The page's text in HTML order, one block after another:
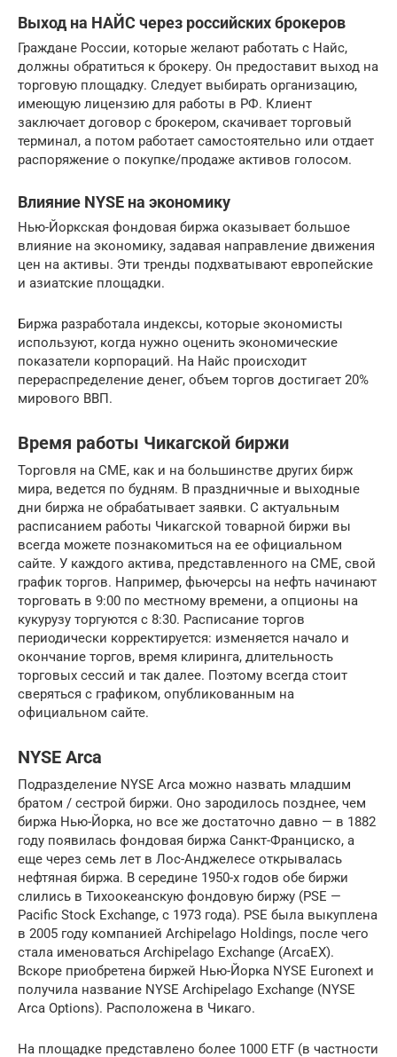
Выход на НАЙС через российских брокеров
Граждане России, которые желают работать с Найс,
должны обратиться к брокеру. Он предоставит выход на
торговую площадку. Следует выбирать организацию,
имеющую лицензию для работы в РФ. Клиент
заключает договор с брокером, скачивает торговый
терминал, а потом работает самостоятельно или отдает
распоряжение о покупке/продаже активов голосом.
Влияние NYSE на экономику
Нью-Йоркская фондовая биржа оказывает большое
влияние на экономику, задавая направление движения
цен на активы. Эти тренды подхватывают европейские
и азиатские площадки.
Биржа разработала индексы, которые экономисты
используют, когда нужно оценить экономические
показатели корпораций. На Найс происходит
перераспределение денег, объем торгов достигает 20%
мирового ВВП.
Время работы Чикагской биржи
Торговля на СМЕ, как и на большинстве других бирж
мира, ведется по будням. В праздничные и выходные
дни биржа не обрабатывает заявки. С актуальным
расписанием работы Чикагской товарной биржи вы
всегда можете познакомиться на ее официальном
сайте. У каждого актива, представленного на СМЕ, свой
график торгов. Например, фьючерсы на нефть начинают
торговать в 9:00 по местному времени, а опционы на
кукурузу торгуются с 8:30. Расписание торгов
периодически корректируется: изменяется начало и
окончание торгов, время клиринга, длительность
торговых сессий и так далее. Поэтому всегда стоит
сверяться с графиком, опубликованным на
официальном сайте.
NYSE Arca
Подразделение NYSE Arca можно назвать младшим
братом / сестрой биржи. Оно зародилось позднее, чем
биржа Нью-Йорка, но все же достаточно давно — в 1882
году появилась фондовая биржа Санкт-Франциско, а
еще через семь лет в Лос-Анджелесе открывалась
нефтяная биржа. В середине 1950-х годов обе биржи
слились в Тихоокеанскую фондовую биржу (PSE —
Pacific Stock Exchange, с 1973 года). PSE была выкуплена
в 2005 году компанией Archipelago Holdings, после чего
стала именоваться Archipelago Exchange (ArcaEX).
Вскоре приобретена биржей Нью-Йорка NYSE Euronext и
получила название NYSE Archipelago Exchange (NYSE
Arca Options). Расположена в Чикаго.
На площадке представлено более 1000 ETF (в частности